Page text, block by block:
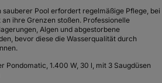
Pool erfordert regelmäßige Pflege, bei
ihre Grenzen stoßen. Professionelle
Algen und abgestorbene
bevor diese die Wasserqualität durch
Pondomatic, 1.400 W, 30 l, mit 3 Saugdüsen